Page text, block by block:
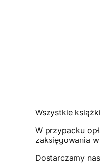
Wszystkie
W przypadku
zaksięgowania
Dostarczamy